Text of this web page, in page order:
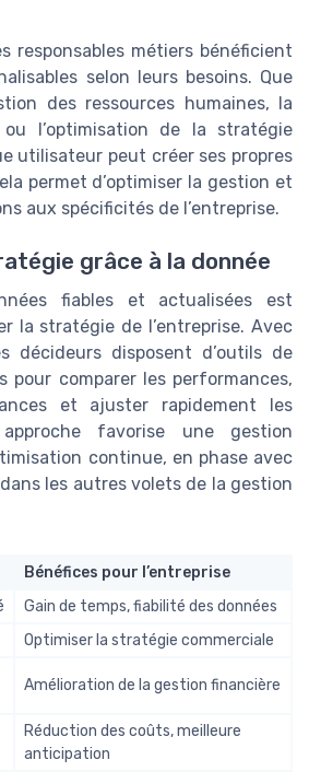
responsables métiers bénéficient
selon leurs besoins. Que
des ressources humaines, la
l’optimisation de la stratégie
utilisateur peut créer ses propres
permet d’optimiser la gestion et
aux spécificités de l’entreprise.
grâce à la donnée
fiables et actualisées est
la stratégie de l’entreprise. Avec
décideurs disposent d’outils de
pour comparer les performances,
et ajuster rapidement les
favorise une gestion
continue, en phase avec
les autres volets de la gestion
Bénéfices pour l’entreprise
Gain de temps, fiabilité des données
Optimiser la stratégie commerciale
Amélioration de la gestion financière
Réduction des coûts, meilleure
anticipation